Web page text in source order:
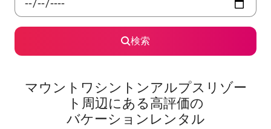
検索
マウントワシントンアルプスリゾー
ト⁠周⁠辺⁠に⁠あ⁠る高⁠評⁠価⁠の
バ⁠ケ⁠ー⁠シ⁠ョ⁠ン⁠レ⁠ン⁠タ⁠ル